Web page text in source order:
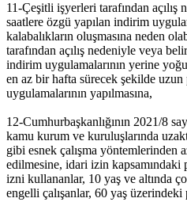
11-Çeşitli işyerleri tarafından
saatlere özgü yapılan indirim
kalabalıkların oluşmasına neden
tarafından açılış nedeniyle veya
indirim uygulamalarının yerine
en az bir hafta sürecek şekilde
uygulamalarının yapılmasına,
12-Cumhurbaşkanlığının 2021/8
kamu kurum ve kuruluşlarında
gibi esnek çalışma yöntemlerinden
edilmesine, idari izin kapsamındaki
izni kullananlar, 10 yaş ve altında
engelli çalışanlar, 60 yaş üzerindeki